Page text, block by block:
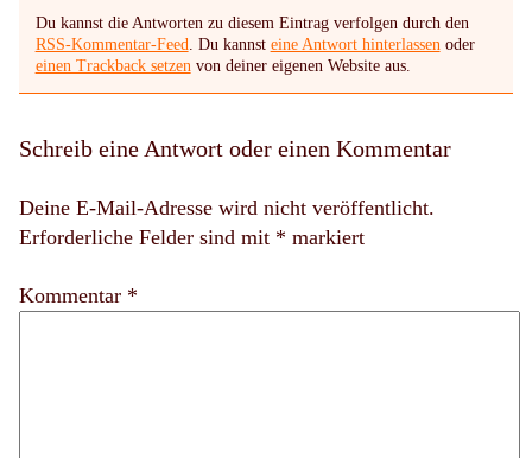
Du kannst die Antworten zu diesem Eintrag verfolgen durch den
RSS-Kommentar-Feed . Du kannst eine Antwort hinterlassen oder
einen Trackback setzen von deiner eigenen Website aus.
Schreib eine Antwort oder einen Kommentar
Deine E-Mail-Adresse wird nicht veröffentlicht.
Erforderliche Felder sind mit * markiert
Kommentar *